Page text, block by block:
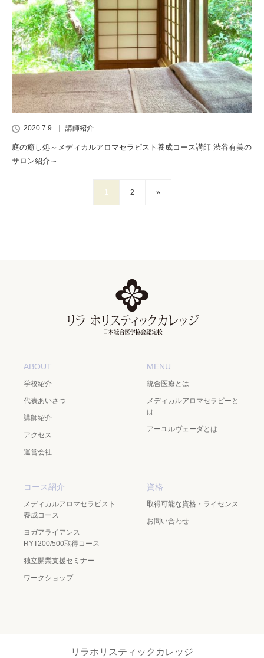
2020.7.9 講師紹介
庭の癒し処～メディカルアロマセラピスト養成コース講師 渋谷有美の
サロン紹介～
1 2 »
ABOUT
学校紹介
代表あいさつ
講師紹介
アクセス
運営会社
MENU
統合医療とは
メディカルアロマセラピーと
は
アーユルヴェーダとは
コース紹介
メディカルアロマセラピスト
養成コース
ヨガアライアンス
RYT200/500取得コース
独立開業支援セミナー
ワークショップ
資格
取得可能な資格・ライセンス
お問い合わせ
リラホリスティックカレッジ